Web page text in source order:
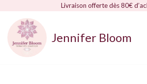
Livraison offerte dès 80€
Aller
au
Jennifer Bloom